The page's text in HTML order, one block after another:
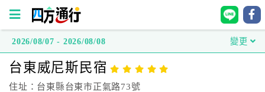
方
通
2026/08/07 - 2026/08/08 變更
台東威尼斯民宿
住址：台東縣台東市正氣路73號